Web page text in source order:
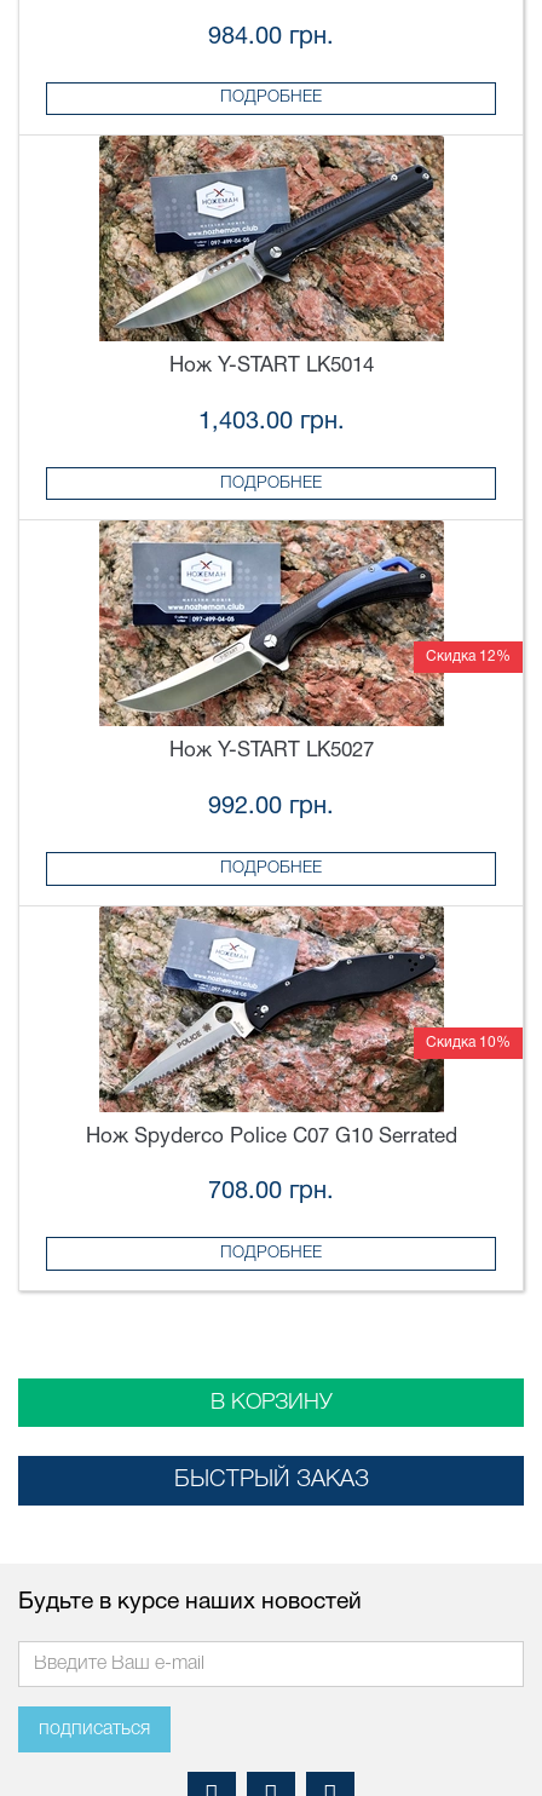
984.00 грн.
ПОДРОБНЕЕ
Нож Y-START LK5014
1,403.00 грн.
ПОДРОБНЕЕ
Скидка 12%
Нож Y-START LK5027
992.00 грн.
ПОДРОБНЕЕ
Скидка 10%
Нож Spyderco Police C07 G10 Serrated
708.00 грн.
ПОДРОБНЕЕ
В КОРЗИНУ
БЫСТРЫЙ ЗАКАЗ
Будьте в курсе наших новостей
подписаться